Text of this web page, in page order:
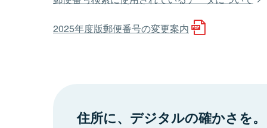
2025年度版郵便番号の変更案内
住所に、デジタルの確かさを。